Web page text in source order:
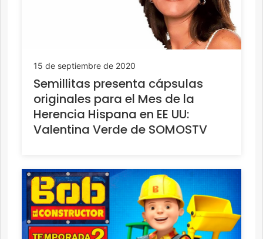
15 de septiembre de 2020
Semillitas presenta cápsulas
originales para el Mes de la
Herencia Hispana en EE UU:
Valentina Verde de SOMOSTV